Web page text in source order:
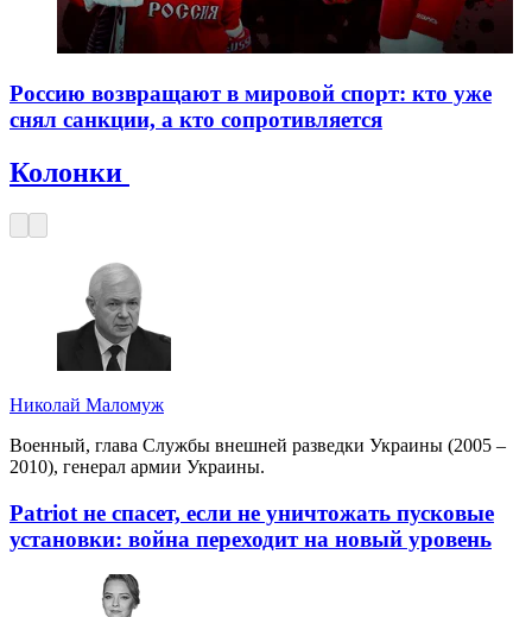
Россию возвращают в мировой спорт: кто уже
снял санкции, а кто сопротивляется
Колонки
Николай Маломуж
Военный, глава Службы внешней разведки Украины (2005 –
2010), генерал армии Украины.
Patriot не спасет, если не уничтожать пусковые
установки: война переходит на новый уровень